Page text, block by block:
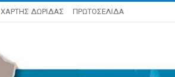
ΧΑΡΤΗΣ ΔΩΡΙΔΑΣ ΠΡΩΤΟΣΕΛΙΔΑ